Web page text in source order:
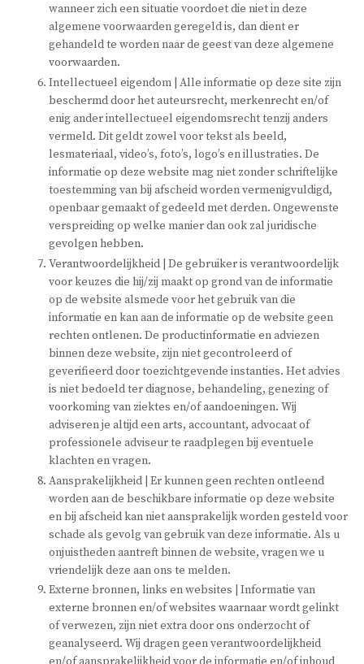
wanneer zich een situatie voordoet die niet in deze
algemene voorwaarden geregeld is, dan dient er
gehandeld te worden naar de geest van deze algemene
voorwaarden.
Intellectueel eigendom | Alle informatie op deze site zijn
beschermd door het auteursrecht, merkenrecht en/of
enig ander intellectueel eigendomsrecht tenzij anders
vermeld. Dit geldt zowel voor tekst als beeld,
lesmateriaal, video’s, foto’s, logo’s en illustraties. De
informatie op deze website mag niet zonder schriftelijke
toestemming van bij afscheid worden vermenigvuldigd,
openbaar gemaakt of gedeeld met derden. Ongewenste
verspreiding op welke manier dan ook zal juridische
gevolgen hebben.
Verantwoordelijkheid | De gebruiker is verantwoordelijk
voor keuzes die hij/zij maakt op grond van de informatie
op de website alsmede voor het gebruik van die
informatie en kan aan de informatie op de website geen
rechten ontlenen. De productinformatie en adviezen
binnen deze website, zijn niet gecontroleerd of
geverifieerd door toezichtgevende instanties. Het advies
is niet bedoeld ter diagnose, behandeling, genezing of
voorkoming van ziektes en/of aandoeningen. Wij
adviseren je altijd een arts, accountant, advocaat of
professionele adviseur te raadplegen bij eventuele
klachten en vragen.
Aansprakelijkheid | Er kunnen geen rechten ontleend
worden aan de beschikbare informatie op deze website
en bij afscheid kan niet aansprakelijk worden gesteld voor
schade als gevolg van gebruik van deze informatie. Als u
onjuistheden aantreft binnen de website, vragen we u
vriendelijk deze aan ons te melden.
Externe bronnen, links en websites | Informatie van
externe bronnen en/of websites waarnaar wordt gelinkt
of verwezen, zijn niet extra door ons onderzocht of
geanalyseerd. Wij dragen geen verantwoordelijkheid